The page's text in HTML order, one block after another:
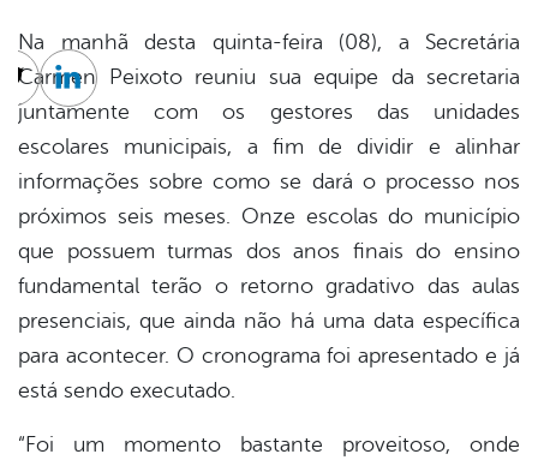
Na manhã desta quinta-feira (08), a Secretária
Carmen Peixoto reuniu sua equipe da secretaria
juntamente com os gestores das unidades
escolares municipais, a fim de dividir e alinhar
informações sobre como se dará o processo nos
próximos seis meses. Onze escolas do município
que possuem turmas dos anos finais do ensino
fundamental terão o retorno gradativo das aulas
presenciais, que ainda não há uma data específica
para acontecer. O cronograma foi apresentado e já
está sendo executado.
“Foi um momento bastante proveitoso, onde
Twitter
Linkedin